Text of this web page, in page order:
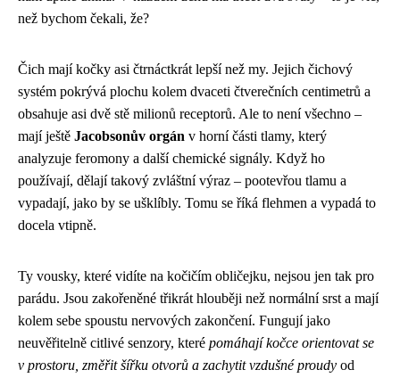
než bychom čekali, že?
Čich mají kočky asi čtrnáctkrát lepší než my. Jejich čichový
systém pokrývá plochu kolem dvaceti čtverečních centimetrů a
obsahuje asi dvě stě milionů receptorů. Ale to není všechno –
mají ještě Jacobsonův orgán v horní části tlamy, který
analyzuje feromony a další chemické signály. Když ho
používají, dělají takový zvláštní výraz – pootevřou tlamu a
vypadají, jako by se ušklíbly. Tomu se říká flehmen a vypadá to
docela vtipně.
Ty vousky, které vidíte na kočičím obličejku, nejsou jen tak pro
parádu. Jsou zakořeněné třikrát hlouběji než normální srst a mají
kolem sebe spoustu nervových zakončení. Fungují jako
neuvěřitelně citlivé senzory, které pomáhají kočce orientovat se
v prostoru, změřit šířku otvorů a zachytit vzdušné proudy od